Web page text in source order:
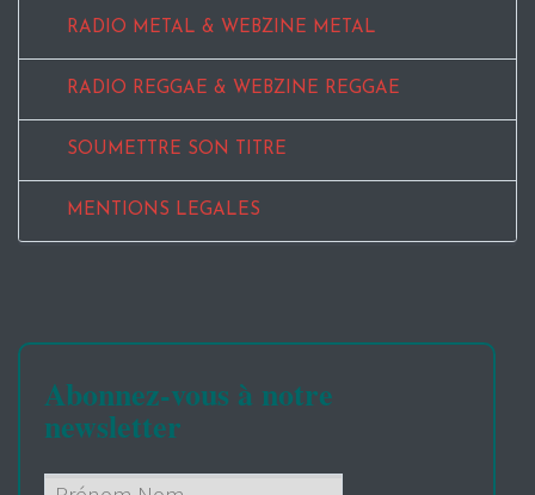
RADIO METAL & WEBZINE METAL
RADIO REGGAE & WEBZINE REGGAE
SOUMETTRE SON TITRE
MENTIONS LEGALES
Abonnez-vous à notre
newsletter